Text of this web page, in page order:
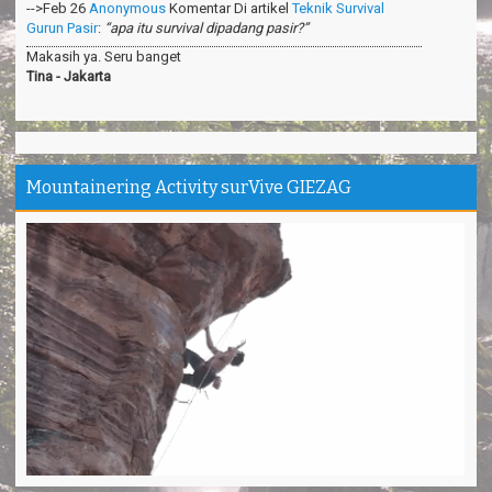
Makasih ya. Seru banget
Trims Kang Arief ❤️ You
Irgi - Medan
Outbond & Fun games nya Seru
Anis - Bandung
Thanks kang Sandi antar kami ke puncak Gn.Ciremai
David - Jakarta
Pantai Karapyak Pangandaran enjoy, seru banget
Shela - Bandung
Santirah Pangandaran SERU....
Sinta - Garut
Camping Ipukan Enjoy banget
Vina - Jakarta
Mountainering Activity surVive GIEZAG